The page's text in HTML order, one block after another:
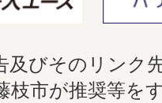
及びそのリンク
枝市が推奨等を